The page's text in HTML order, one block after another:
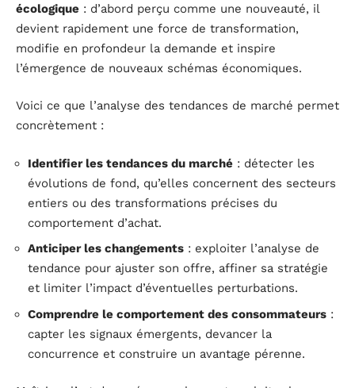
écologique : d’abord perçu comme une nouveauté, il
devient rapidement une force de transformation,
modifie en profondeur la demande et inspire
l’émergence de nouveaux schémas économiques.
Voici ce que l’analyse des tendances de marché permet
concrètement :
Identifier les tendances du marché : détecter les
évolutions de fond, qu’elles concernent des secteurs
entiers ou des transformations précises du
comportement d’achat.
Anticiper les changements : exploiter l’analyse de
tendance pour ajuster son offre, affiner sa stratégie
et limiter l’impact d’éventuelles perturbations.
Comprendre le comportement des consommateurs :
capter les signaux émergents, devancer la
concurrence et construire un avantage pérenne.